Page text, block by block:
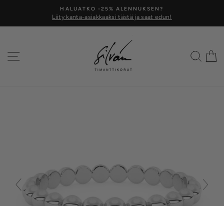
Keskeytä
HALUATKO -25% ALENNUKSEN?
Liity kanta-asiakkaaksi tästä ja saat edun!
Hae